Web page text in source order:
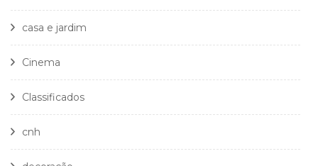
casa e jardim
Cinema
Classificados
cnh